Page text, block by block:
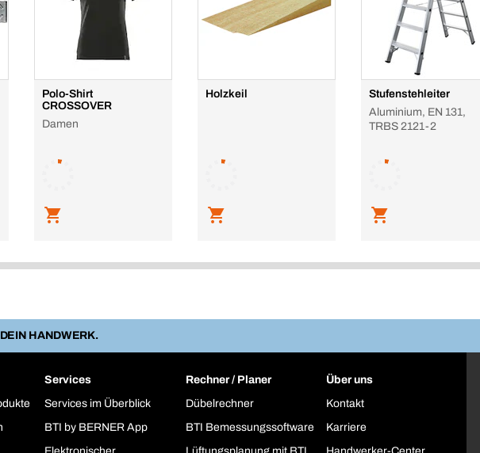
Polo-Shirt
CROSSOVER
Damen
Holzkeil
Stufenstehleiter
Aluminium, EN 131,
TRBS 2121-2
HANDWERK.
Services
Services im Überblick
BTI by BERNER App
Rechner / Planer
Dübelrechner
BTI Bemessungssoftware
Über uns
Kontakt
Karriere